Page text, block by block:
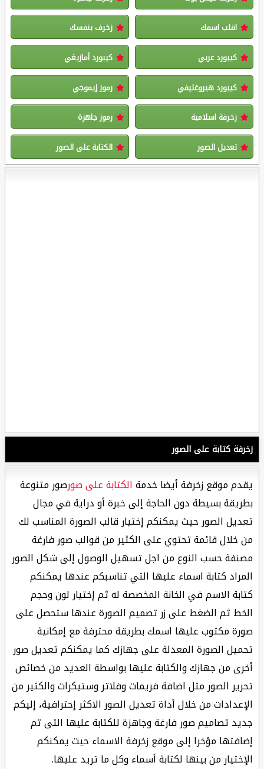
اقلب اسمك زخرف بنفسك
كيبورد عربي كيبورد أمازيغي
كيبورد هيروغليفي رموز إيموجي
زخرفة اسلامية رموز جاهزة
تعديل الصور الكتابة على الصور
زخرفة كتابة على الصور
يقدم موقع زخرفة أيضا خدمةالكتابة على صورصور متنوعة
بطريقة بسيطة دون الحاجة إلى خبرة أو دراية في مجال
تعديل الصور حيث يمكنكم إختيار قالب الصورة المناسب لك
من خلال قائمة تحتوي على الكثير من قوالب صور فارغة
مصنفة حسب النوع من اجل تسهيل الوصول إلى شكل الصور
المراد كتابة اسماء عليها التي تناسبكم عندها يمكنكم
كتابة الاسم في الخانة المخصصة له ثم إختيار لون وحجم
الخط ثم الضغط على زر تصميم الصورة عندها ستحصل على
صورة مكتوب عليها اسمك بطريقة محترفة مع إمكانية
تحميل الصورة المعدلة على جهازك كما يمكنكم تعديل صور
أخرى من جهازك والكتابة عليها بواسطة العديد من خصائص
تحرير الصور مثل اضافة فريمات وفلاتر وستيكرات والكثير من
الإعدادات من خلال أداة تعديل الصور الاكثر إحترافية، إليكم
جديد تصاميم صور فارغة وجاهزة للكتابة عليها التى تم
إضافتها مؤخرا إلى موقع زخرفة الاسماء حيث يمكنكم
الإختيار من بينها لكتابة أسماء وكل ما تريد عليها.